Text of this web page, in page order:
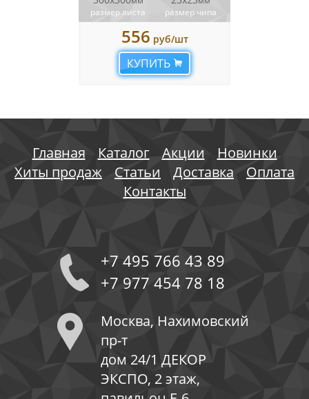
размер листа
размер чипа
556 руб/шт
КУПИТЬ
Главная Каталог Акции
Новинки
Хиты продаж
Статьи Доставка
Оплата
Контакты
+7 495 766 43 89
+7 977 454 78 18
Москва, Нахимовский
пр-т
дом 24/1 ДЕКОР
ЭКСПО, 2 этаж,